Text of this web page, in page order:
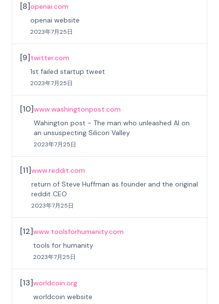
[8]openai.com
openai website
2023年7月25日
[9] twitter.com
1st failed startup tweet
2023年7月25日
[10]www.washingtonpost.com
Wahington post - The man who unleashed AI on
an unsuspecting Silicon Valley
2023年7月25日
[11]www.reddit.com
return of Steve Huffman as founder and the original
reddit CEO
2023年7月25日
[12]www.toolsforhumanity.com
tools for humanity
2023年7月25日
[13]worldcoin.org
worldcoin website